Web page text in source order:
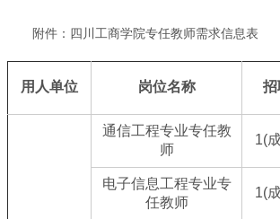
附件：四川工商学院专任教师需求信息表
用人单位 岗位名称 招
通信工程专业专任教
师
1(
电子信息工程专业专
任教师
1(